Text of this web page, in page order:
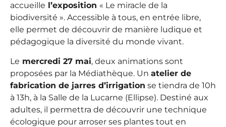
accueille l’exposition « Le miracle de la
biodiversité ». Accessible à tous, en entrée libre,
elle permet de découvrir de manière ludique et
pédagogique la diversité du monde vivant.
Le mercredi 27 mai, deux animations sont
proposées par la Médiathèque. Un atelier de
fabrication de jarres d’irrigation se tiendra de 10h
à 13h, à la Salle de la Lucarne (Ellipse). Destiné aux
adultes, il permettra de découvrir une technique
écologique pour arroser ses plantes tout en